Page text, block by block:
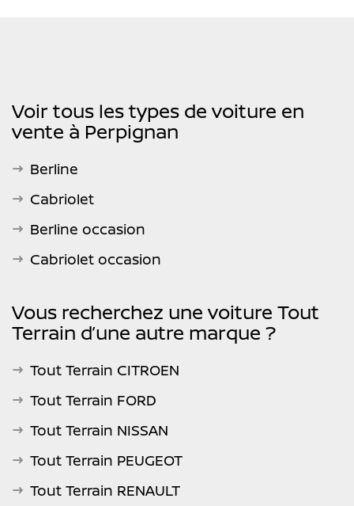
Voir tous les types de voiture en
vente à Perpignan
Berline
Cabriolet
Berline occasion
Cabriolet occasion
Vous recherchez une voiture Tout
Terrain d’une autre marque ?
Tout Terrain CITROEN
Tout Terrain FORD
Tout Terrain NISSAN
Tout Terrain PEUGEOT
Tout Terrain RENAULT